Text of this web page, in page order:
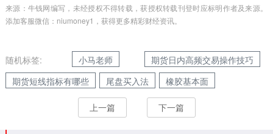
来源：牛钱网编写，未经授权不得转载，获授权转载刊登时应标明作者及来源。
添加客服微信：niumoney1，获得更多精彩财经资讯。
随机标签: 小马老师
期货日内高频交易操作技巧
期货短线指标有哪些
尾盘买入法 橡胶基本面
上一篇 下一篇